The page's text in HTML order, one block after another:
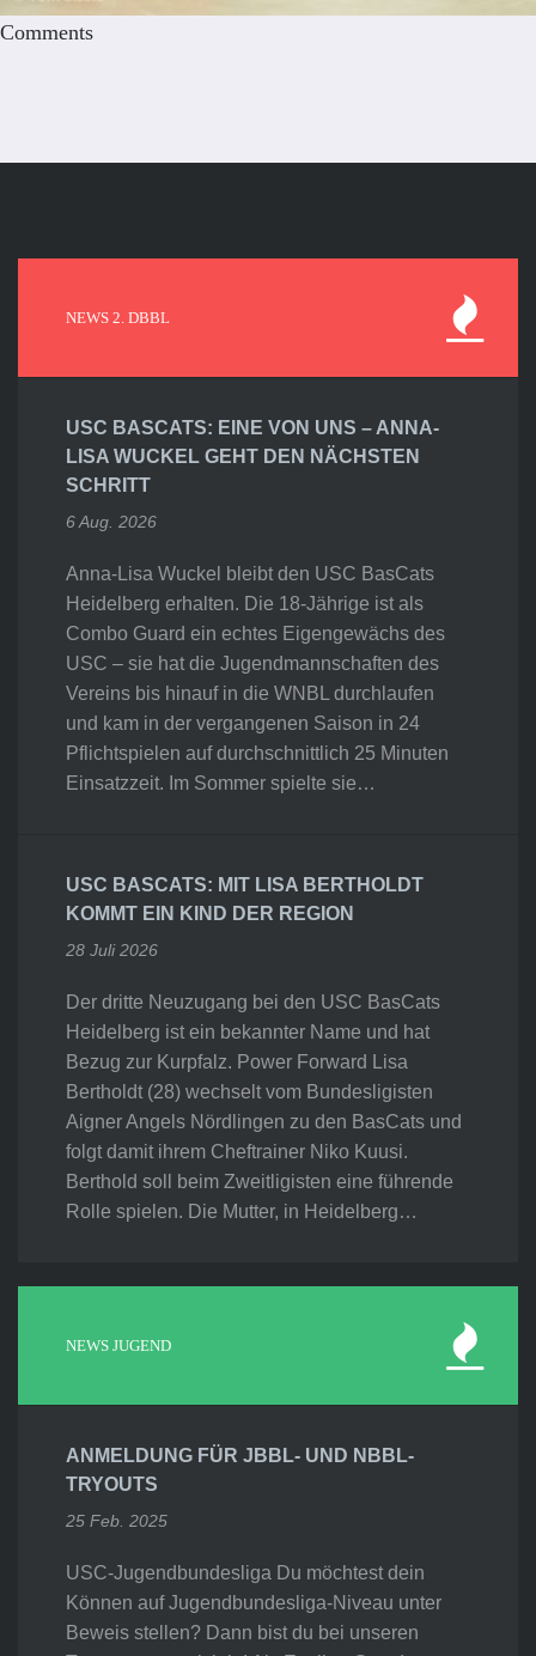
Comments
NEWS 2. DBBL
USC BASCATS: EINE VON UNS – ANNA-
LISA WUCKEL GEHT DEN NÄCHSTEN
SCHRITT
6 Aug. 2026
Anna-Lisa Wuckel bleibt den USC BasCats
Heidelberg erhalten. Die 18-Jährige ist als
Combo Guard ein echtes Eigengewächs des
USC – sie hat die Jugendmannschaften des
Vereins bis hinauf in die WNBL durchlaufen
und kam in der vergangenen Saison in 24
Pflichtspielen auf durchschnittlich 25 Minuten
Einsatzzeit. Im Sommer spielte sie…
USC BASCATS: MIT LISA BERTHOLDT
KOMMT EIN KIND DER REGION
28 Juli 2026
Der dritte Neuzugang bei den USC BasCats
Heidelberg ist ein bekannter Name und hat
Bezug zur Kurpfalz. Power Forward Lisa
Bertholdt (28) wechselt vom Bundesligisten
Aigner Angels Nördlingen zu den BasCats und
folgt damit ihrem Cheftrainer Niko Kuusi.
Berthold soll beim Zweitligisten eine führende
Rolle spielen. Die Mutter, in Heidelberg…
NEWS JUGEND
ANMELDUNG FÜR JBBL- UND NBBL-
TRYOUTS
25 Feb. 2025
USC-Jugendbundesliga Du möchtest dein
Können auf Jugendbundesliga-Niveau unter
Beweis stellen? Dann bist du bei unseren